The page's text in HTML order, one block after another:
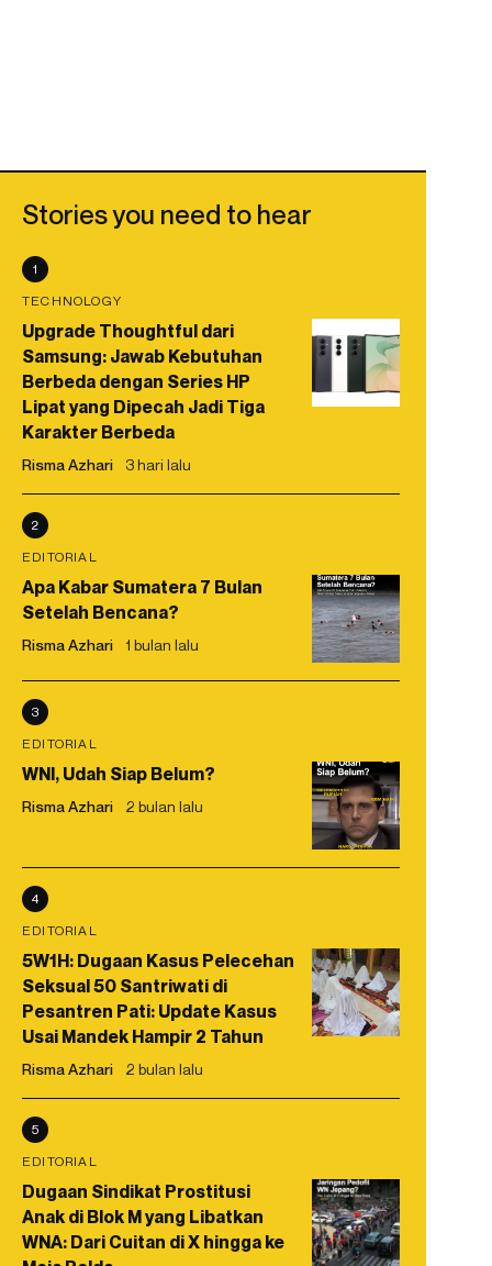
Stories you need to hear
1
TECHNOLOGY
Upgrade Thoughtful dari
Samsung: Jawab Kebutuhan
Berbeda dengan Series HP
Lipat yang Dipecah Jadi Tiga
Karakter Berbeda
Risma Azhari 3 hari lalu
2
EDITORIAL
Apa Kabar Sumatera 7 Bulan
Setelah Bencana?
Risma Azhari 1 bulan lalu
3
EDITORIAL
WNI, Udah Siap Belum?
Risma Azhari 2 bulan lalu
4
EDITORIAL
5W1H: Dugaan Kasus Pelecehan
Seksual 50 Santriwati di
Pesantren Pati: Update Kasus
Usai Mandek Hampir 2 Tahun
Risma Azhari 2 bulan lalu
5
EDITORIAL
Dugaan Sindikat Prostitusi
Anak di Blok M yang Libatkan
WNA: Dari Cuitan di X hingga ke